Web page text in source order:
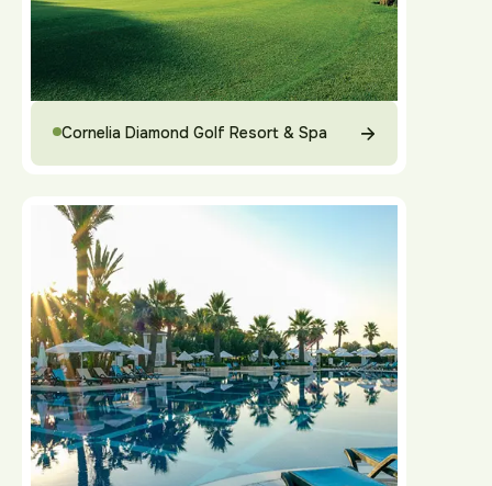
Cornelia Diamond Golf Resort & Spa